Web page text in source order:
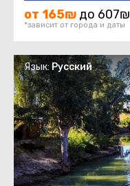
от 165₪ до 607₪
*зависит от города и даты
Язык: Русский